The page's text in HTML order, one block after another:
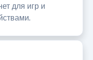
для игр и